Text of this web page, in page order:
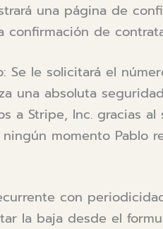
una página de
confirmación de
Se le solicitará el
una absoluta
a Stripe, Inc. gracias
ningún momento
con
la baja desde el